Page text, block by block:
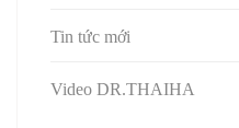
Tin tức mới
Video DR.THAIHA